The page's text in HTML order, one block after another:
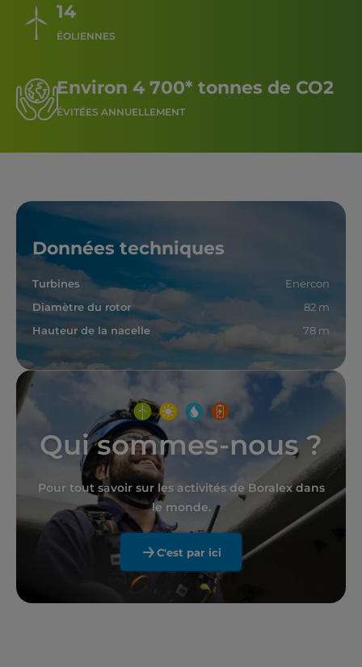
14
ÉOLIENNES
Environ 4 700* tonnes de CO2
ÉVITÉES ANNUELLEMENT
Données techniques
Turbines
Enercon
Diamètre du rotor
82 m
Hauteur de la nacelle
78 m
Qui sommes-nous ?
Pour tout savoir sur les activités de Boralex dans
le monde.
C'est par ici